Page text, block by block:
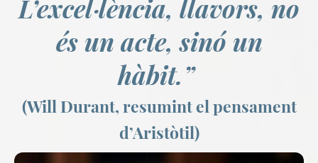
L’excel·lència, llavors, no
és un acte, sinó un
hàbit.”
(Will Durant, resumint el pensament
d’Aristòtil)